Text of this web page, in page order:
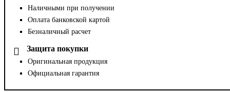
Наличными при получении
Оплата банковской картой
Безналичный расчет
Защита покупки
Оригинальная продукция
Официальная гарантия